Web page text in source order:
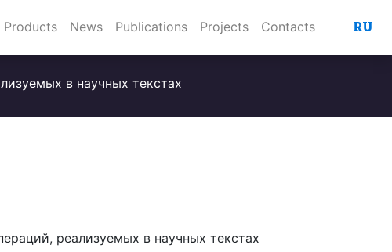
Products News Publications Projects Contacts RU
в научных текстах
реализуемых в научных текстах